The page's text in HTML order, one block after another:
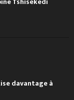
davantage à